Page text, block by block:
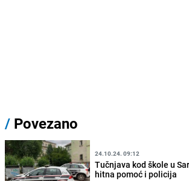
/ Povezano
24.10.24. 09:12
Tučnjava kod škole u
hitna pomoć i policija